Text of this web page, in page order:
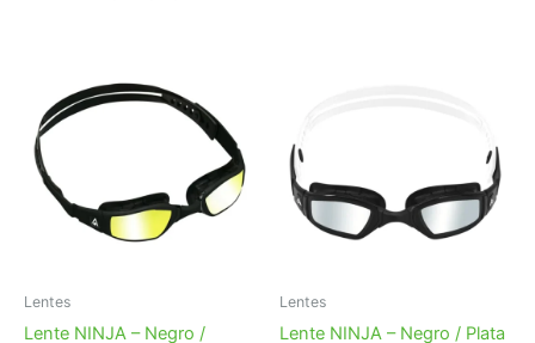
Lentes
Lente NINJA – Negro /
Lentes
Lente NINJA – Negro / Plata